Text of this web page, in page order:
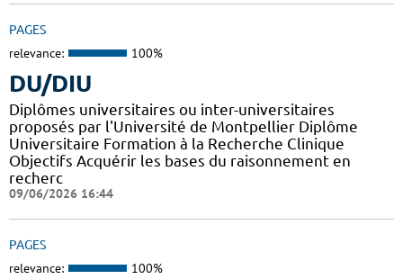
PAGES
relevance: 100%
DU/DIU
Diplômes universitaires ou inter-universitaires
proposés par l'Université de Montpellier Diplôme
Universitaire Formation à la Recherche Clinique
Objectifs Acquérir les bases du raisonnement en
recherc
09/06/2026 16:44
PAGES
relevance: 100%